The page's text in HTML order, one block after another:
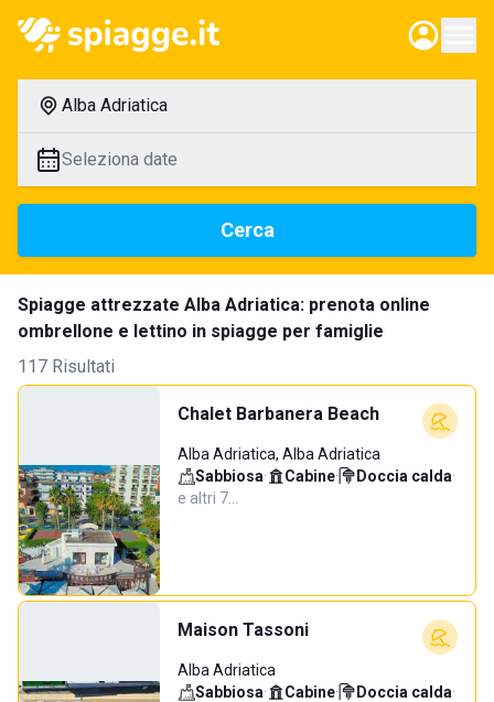
Alba Adriatica
Seleziona date
Cerca
Spiagge attrezzate Alba Adriatica: prenota online
ombrellone e lettino in spiagge per famiglie
117 Risultati
Chalet Barbanera Beach
Alba Adriatica, Alba Adriatica
Sabbiosa· Cabine· Doccia calda·
e altri 7…
Maison Tassoni
Alba Adriatica
Sabbiosa· Cabine· Doccia calda·